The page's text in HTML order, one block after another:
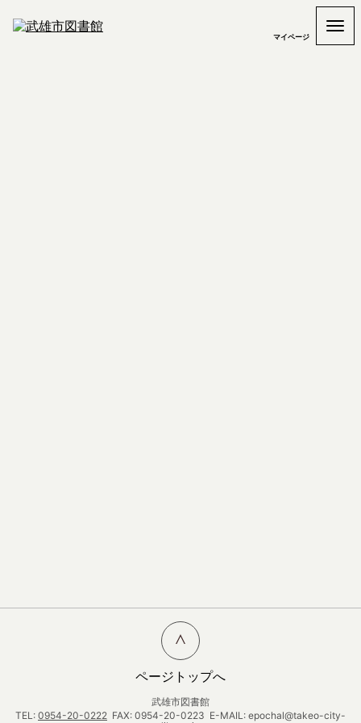
マイページ
ページトップへ
武雄市図書館
TEL: 0954-20-0222 FAX: 0954-20-0223 E-MAIL: epochal@takeo-city-